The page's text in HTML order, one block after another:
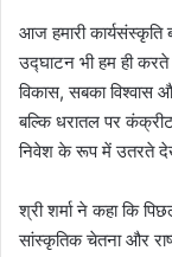
आज हमारी
उद्घाटन भी हम ही
विकास, सबका विश्वास
बल्कि धरातल पर
निवेश के रूप में उतरते
श्री शर्मा ने कहा कि
सांस्कृतिक चेतना और